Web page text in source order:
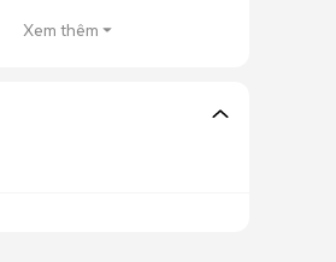
Xem thêm